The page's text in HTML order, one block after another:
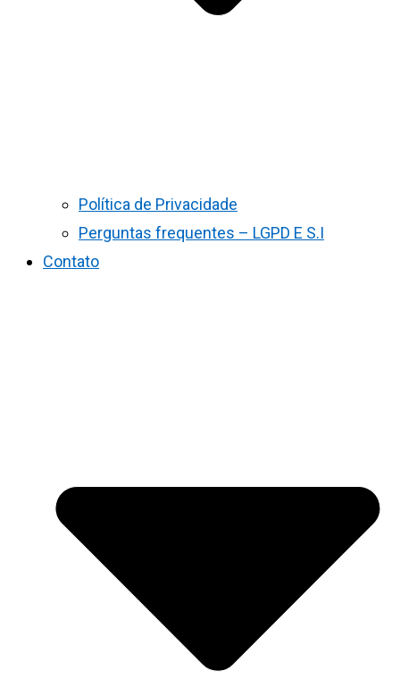
Política de Privacidade
Perguntas frequentes – LGPD E S.I
Contato